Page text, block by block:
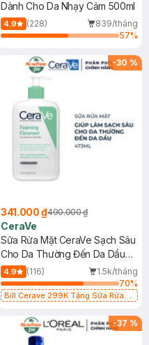
Dành Cho Da Nhạy Cảm 500ml
4.9 (228)
839/tháng
57%
-30 %
341.000 ₫490.000 ₫
CeraVe
Sữa Rửa Mặt CeraVe Sạch Sâu
Cho Da Thường Đến Da Dầu
473ml
4.9 (116)
1.5k/tháng
70%
Bill Cerave 299K Tặng Sữa Rửa
-37 %